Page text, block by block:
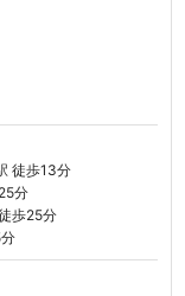
徒歩13分
分
歩25分